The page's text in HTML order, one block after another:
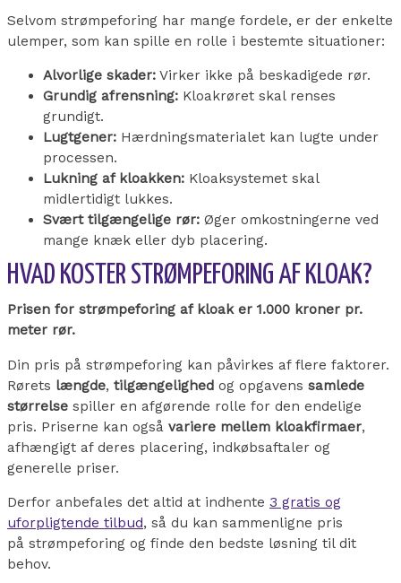
Selvom strømpeforing har mange fordele, er der enkelte
ulemper, som kan spille en rolle i bestemte situationer:
Alvorlige skader: Virker ikke på beskadigede rør.
Grundig afrensning: Kloakrøret skal renses
grundigt.
Lugtgener: Hærdningsmaterialet kan lugte under
processen.
Lukning af kloakken: Kloaksystemet skal
midlertidigt lukkes.
Svært tilgængelige rør: Øger omkostningerne ved
mange knæk eller dyb placering.
HVAD KOSTER STRØMPEFORING AF KLOAK?
Prisen for strømpeforing af kloak er 1.000 kroner pr.
meter rør.
Din pris på strømpeforing kan påvirkes af flere faktorer.
Rørets længde, tilgængelighed og opgavens samlede
størrelse spiller en afgørende rolle for den endelige
pris. Priserne kan også variere mellem kloakfirmaer,
afhængigt af deres placering, indkøbsaftaler og
generelle priser.
Derfor anbefales det altid at indhente 3 gratis og
uforpligtende tilbud, så du kan sammenligne pris
på strømpeforing og finde den bedste løsning til dit
behov.